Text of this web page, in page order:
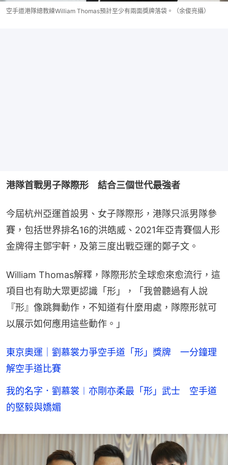
空手道港隊總教練William Thomas預計至少有兩面獎牌落袋。（余俊亮攝）
港隊首戰男子隊際形　結合三個世代最強者
今屆杭州亞運首設男、女子隊際形，港隊只派男隊參
賽，包括世界排名16的洪皓威、2021年亞青賽個人形
金牌得主鄧宇軒，及第三度出戰亞運的鄭子文。
William Thomas解釋，隊際形於全球愈來愈流行，這
項目也有助大眾更認識「形」，「我曾聽過有人說
『形』像跳舞動作，不知道有什麼用處，隊際形就可
以展示如何應用這些動作。」
東京奧運｜劉慕裳力爭空手道「形」獎牌 一分鐘理
解空手道比賽
我的名字．劉慕裳︱亦剛亦柔最「形」武士 空手道
的堅毅與嬌媚